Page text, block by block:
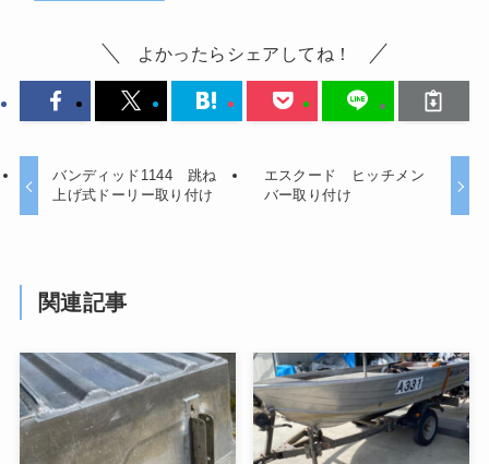
よかったらシェアしてね！
バンディッド1144 跳ね
上げ式ドーリー取り付け
エスクード ヒッチメン
バー取り付け
関連記事